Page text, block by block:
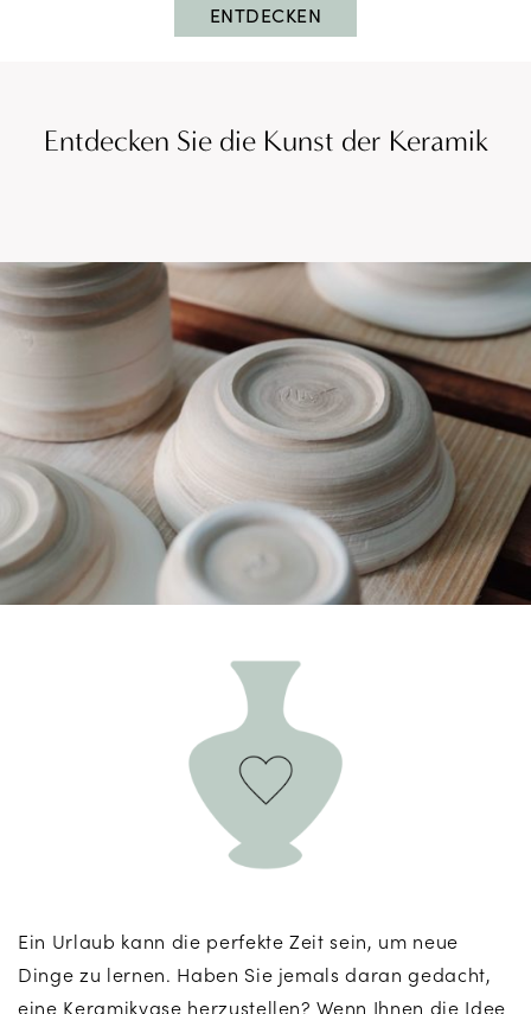
ENTDECKEN
Entdecken Sie die Kunst der Keramik
Ein Urlaub kann die perfekte Zeit sein, um neue
Dinge zu lernen. Haben Sie jemals daran gedacht,
eine Keramikvase herzustellen? Wenn Ihnen die Idee